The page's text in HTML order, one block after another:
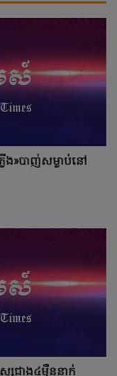
ើង»បាញ់សម្លាប់នៅ
សជាង៤ម៉ឺននាក់